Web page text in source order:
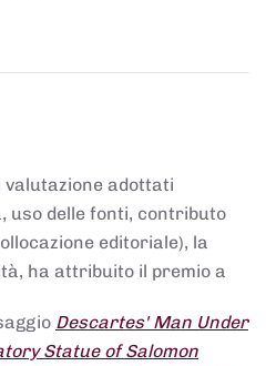
valutazione adottati
delle fonti, contributo
editoriale), la
ha attribuito il premio a
Descartes' Man Under
Statue of Salomon